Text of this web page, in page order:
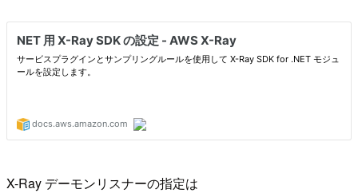
X-Ray デーモンリスナーの指定は